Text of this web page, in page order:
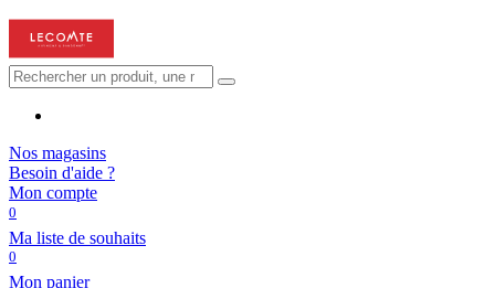
Nos magasins
Besoin d'aide ?
Mon compte
0
Ma liste de souhaits
0
Mon panier